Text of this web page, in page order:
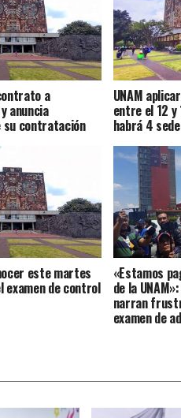
a
anuncia
contratación
UNAM
entre el 12
habrá 4
este martes
examen de control
«Estamos
de la
narran
examen de